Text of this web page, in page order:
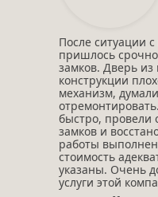
После ситуации
пришлось
замков. Дверь из
конструкции
механизм,
быстро, провели
замков и
работы
стоимость
указаны. Очень
услуги этой